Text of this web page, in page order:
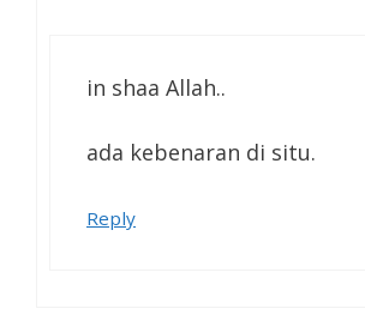
in shaa Allah..
ada kebenaran di situ.
Reply